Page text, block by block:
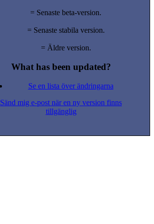
= Senaste beta-version.
= Senaste stabila version.
= Äldre version.
What has been updated?
Se en lista över ändringarna
Sänd mig e-post när en ny version finns
tillgänglig